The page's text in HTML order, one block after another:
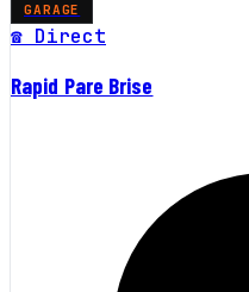
GARAGE
☎ Direct
Rapid Pare Brise